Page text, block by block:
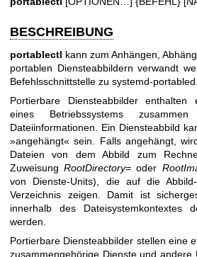
BESCHREIBUNG
portablectl kann zum Anhängen,
portablen Diensteabbildern verwandt
Befehlsschnittstelle zu systemd-
Portierbare Diensteabbilder enthalten
eines Betriebssystems
Dateiinformationen. Ein Diensteabbild
»angehängt« sein. Falls angehängt,
Dateien von dem Abbild zum
ZuweisungRootDirectory= oder
von Dienste-Units), die auf die
Verzeichnis zeigen. Damit ist
innerhalb des Dateisystemkontextes
werden.
Portierbare Diensteabbilder stellen eine
zusammengehörige Dienste und andere